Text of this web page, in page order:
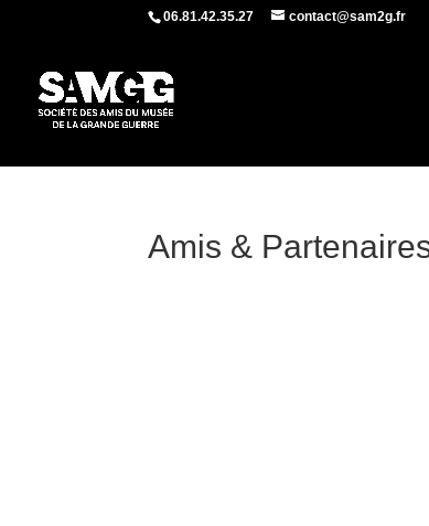
06.81.42.35.27 contact@sam2g.fr
Amis &